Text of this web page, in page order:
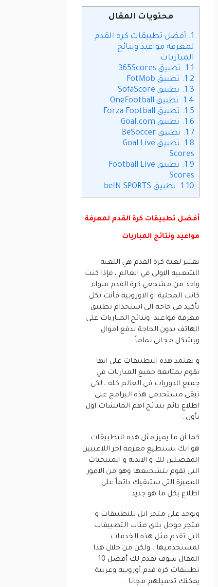
محتويات المقال
1.
أفضل تطبيقات كرة القدم
لمعرفة مواعيد ونتائج
المباريات
1.1.
تطبيق 365Scores
1.2.
تطبيق FotMob
1.3.
تطبيق SofaScore
1.4.
تطبيق OneFootball
1.5.
تطبيق Forza Football
1.6.
تطبيق Goal.com
1.7.
تطبيق BeSoccer
1.8.
تطبيق Goal Live
Scores
1.9.
تطبيق Football Live
Scores
1.10.
تطبيق beIN SPORTS‏
أفضل تطبيقات كرة القدم لمعرفة
مواعيد ونتائج المباريات
تعتبر لعبة كرة القدم هي اللعبة
الشعبية الاولى في العالم ، فإذا كنت
واحد من مشجعي كرة القدم سواء
كانت المحلية او الاوروبية فأنت بكل
تأكيد في حاجة الى استخدام تطبيق
معرفة مواعيد ونتائج المباريات على
الهاتف بدون الحاجة لدفع اموال
وبشكل مجاني تماماً .
و تعتمد هذه التطبيقات على انها
تقوم بمتابعة جميع المباريات في
جميع الدوريات في العالم كله ، لكي
تبقي مستحدمي هذه البرامج على
اطلاع دائم بنتائج اهم الماتشات اول
بأول .
كما أن ما يميز مثل هذه التطبيقات
هو انك تستطيع معرفة اخر اللاعبيين
المفضلين لك و الاندية و المنتخبات
التى تقوم بتشجيعها وهو من الامور
المميزة التى ستبقيك دائماً على
اطلاع بكل ما هو جديد .
ويوجد على متجر ابل للتطبيقات و
متجر جوجل بلاي مئات التطبيقات
التى تقدم مثل هذه الخدمات
لمستخدميها ، ولكن من خلال هذا
المقال سوف نقدم لك أفضل 10
تطبيقات كرة قدم أوروبية وعربية
يمكنك تحميلهم مجانا .